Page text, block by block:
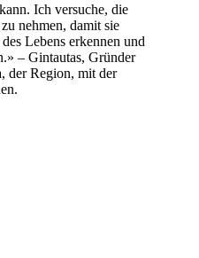
Ich versuche, die
nehmen, damit sie
Lebens erkennen und
– Gintautas, Gründer
der Region, mit der